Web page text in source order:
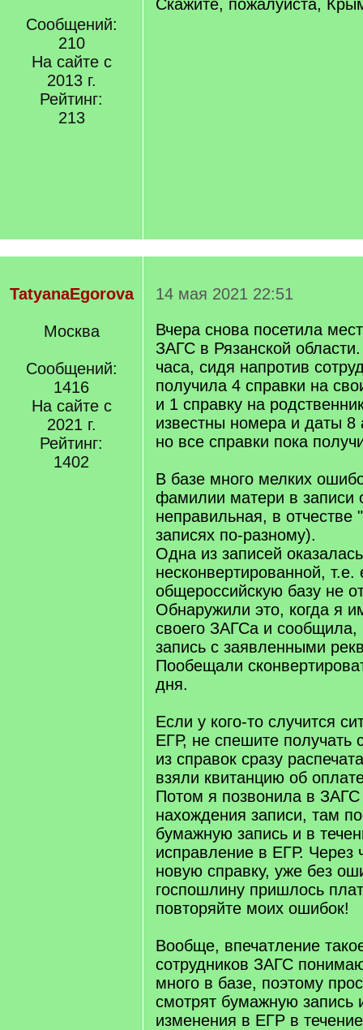
Сообщений:
210
На сайте с
2013 г.
Рейтинг:
213
Скажите, пожалуйста,
TatyanaEgorova
Москва
Сообщений:
1416
На сайте с
2021 г.
Рейтинг:
1402
14 мая 2021 22:51
Вчера снова посетила
ЗАГС в Рязанской
часа, сидя напротив
получила 4 справки на
и 1 справку на
известны номера и даты 8
но все справки пока
В базе много мелких
фамилии матери в записи
неправильная, в отчестве
записях по-разному).
Одна из записей оказалась
несконвертированной,
общероссийскую базу не
Обнаружили это, когда я
своего ЗАГСа и сообщила,
запись с заявленными
Пообещали
дня.
Если у кого-то случится
ЕГР, не спешите получать
из справок сразу
взяли квитанцию об
Потом я позвонила в ЗАГС
нахождения записи, там
бумажную запись и в
исправление в ЕГР. Через
новую справку, уже без
госпошлину пришлось
повторяйте моих ошибок!
Вообще, впечатление
сотрудников ЗАГС
много в базе, поэтому
смотрят бумажную запись
изменения в ЕГР в